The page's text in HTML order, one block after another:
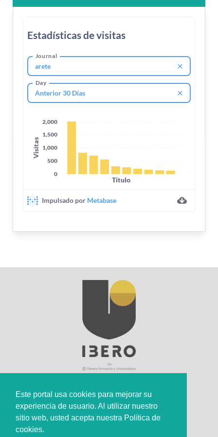
Este portal usa cookies para mejorar su
experiencia de usuario. Al utilizar nuestro
sitio web, usted acepta nuestra Política de
cookies.
Sede Principal
Calle 67 #5-27; Bogotá, Colombia.